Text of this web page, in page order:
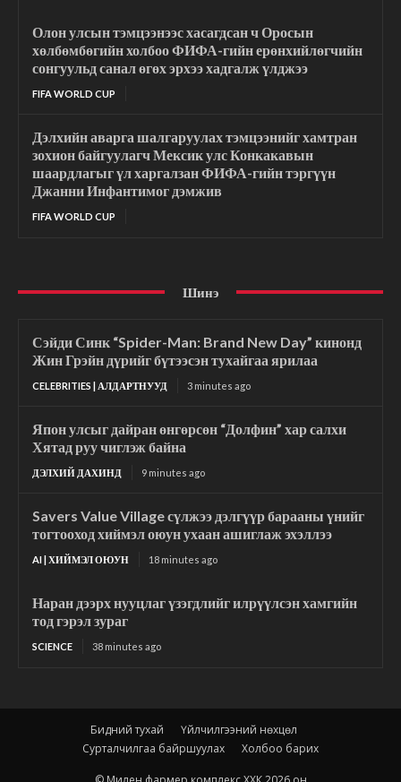
Олон улсын тэмцээнээс хасагдсан ч Оросын
хөлбөмбөгийн холбоо ФИФА-гийн ерөнхийлөгчийн
сонгуульд санал өгөх эрхээ хадгалж үлджээ
FIFA WORLD CUP
Дэлхийн аварга шалгаруулах тэмцээнийг хамтран
зохион байгуулагч Мексик улс Конкакавын
шаардлагыг үл харгалзан ФИФА-гийн тэргүүн
Джанни Инфантимог дэмжив
FIFA WORLD CUP
Шинэ
Сэйди Синк “Spider-Man: Brand New Day” кинонд
Жин Грэйн дүрийг бүтээсэн тухайгаа ярилаа
CELEBRITIES | АЛДАРТНУУД 3 minutes ago
Япон улсыг дайран өнгөрсөн “Долфин” хар салхи
Хятад руу чиглэж байна
ДЭЛХИЙ ДАХИНД 9 minutes ago
Savers Value Village сүлжээ дэлгүүр барааны үнийг
тогтооход хиймэл оюун ухаан ашиглаж эхэллээ
AI | ХИЙМЭЛ ОЮУН 18 minutes ago
Наран дээрх нууцлаг үзэгдлийг илрүүлсэн хамгийн
тод гэрэл зураг
SCIENCE 38 minutes ago
Бидний тухай
Үйлчилгээний нөхцөл
Сурталчилгаа байршуулах
Холбоо барих